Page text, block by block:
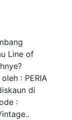
Line of
: PERIA
di
: